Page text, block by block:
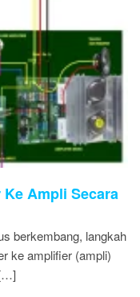
Ampli Secara
berkembang, langkah
ke amplifier (ampli)